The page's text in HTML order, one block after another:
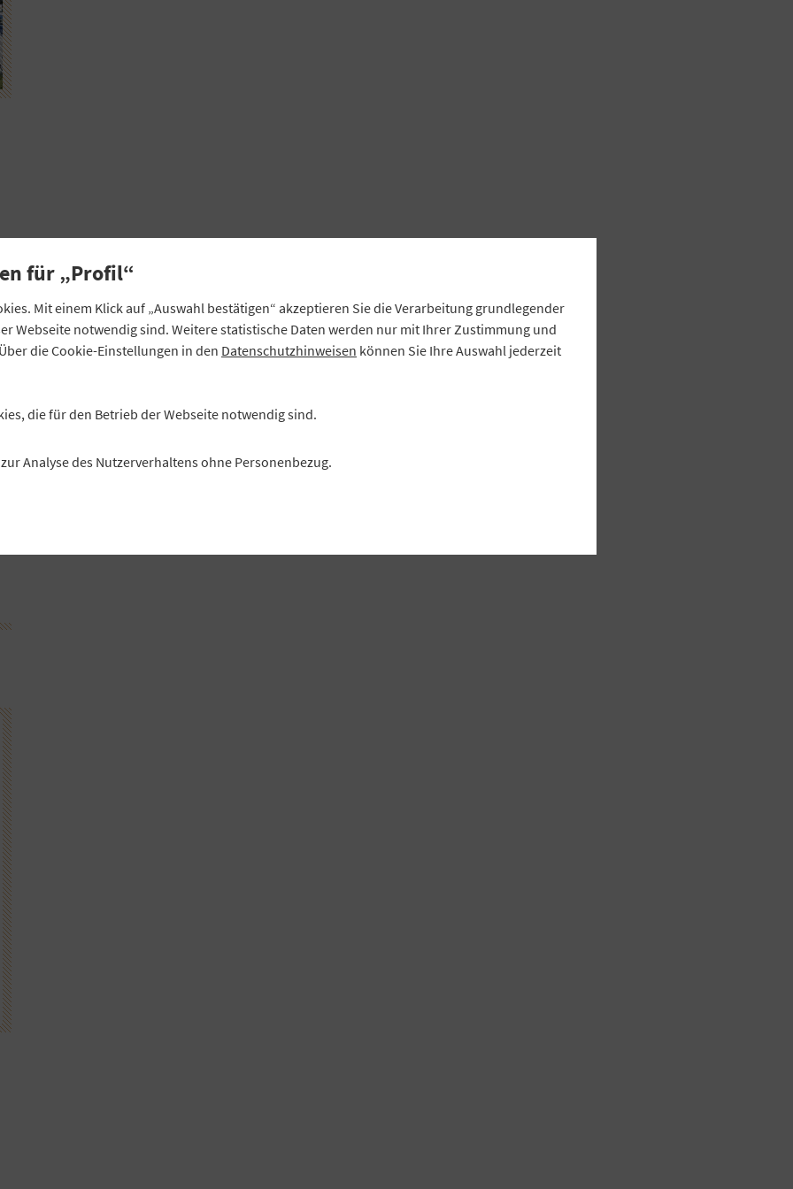
für „Profil“
Mit einem Klick auf „Auswahl bestätigen“ akzeptieren Sie die Verarbeitung grundlegender
Webseite notwendig sind. Weitere statistische Daten werden nur mit Ihrer Zustimmung und
die Cookie-Einstellungen in den Datenschutzhinweisen können Sie Ihre Auswahl jederzeit
die für den Betrieb der Webseite notwendig sind.
Analyse des Nutzerverhaltens ohne Personenbezug.